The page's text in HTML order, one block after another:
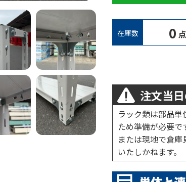
在庫数 0 点
注文当
ラック類は部品
ため準備が必要で
または現地で倉
いたしかねます。